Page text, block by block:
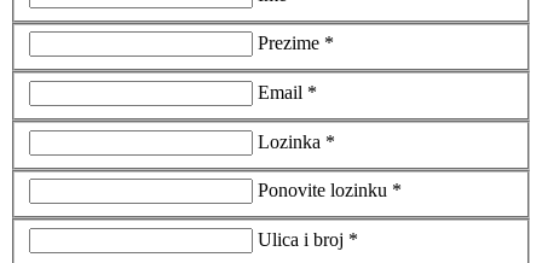
Prezime *
Email *
Lozinka *
Ponovite lozinku *
Ulica i broj *